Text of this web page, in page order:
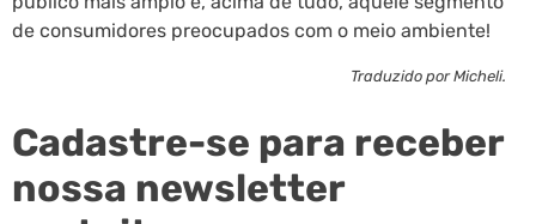
de consumidores preocupados com o meio ambiente!
Traduzido por Micheli.
Cadastre-se para receber
nossa newsletter